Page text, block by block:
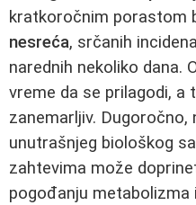
kratkoročnim porastom
nesreća, srčanih
narednih nekoliko dana.
vreme da se prilagodi, a
zanemarljiv. Dugoročno,
unutrašnjeg biološkog
zahtevima može
pogođanju